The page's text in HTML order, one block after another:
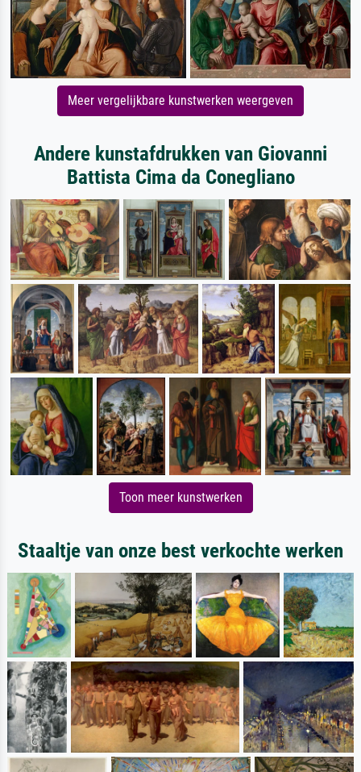
Meer vergelijkbare kunstwerken weergeven
Andere kunstafdrukken van Giovanni
Battista Cima da Conegliano
Toon meer kunstwerken
Staaltje van onze best verkochte werken